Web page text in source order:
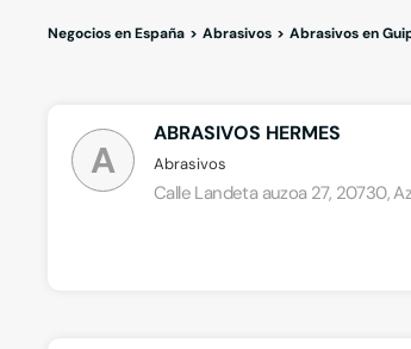
Negocios en España Abrasivos Abrasivos en
A
ABRASIVOS HERMES
Abrasivos
Calle Landeta auzoa 27, 20730,